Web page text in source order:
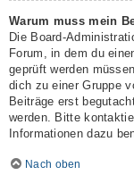
Warum muss mein
Die Board-
Forum, in dem du
geprüft werden
dich zu einer Gruppe
Beiträge erst
werden. Bitte
Informationen dazu
Nach oben